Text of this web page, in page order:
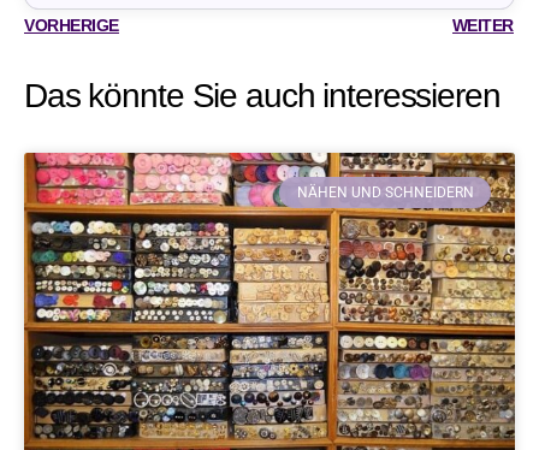
VORHERIGE WEITER
Das könnte Sie auch interessieren
NÄHEN UND SCHNEIDERN